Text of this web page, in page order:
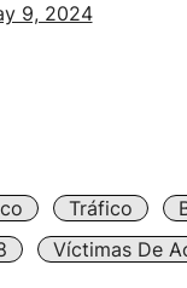
9, 2024
Tráfico
Víctimas De